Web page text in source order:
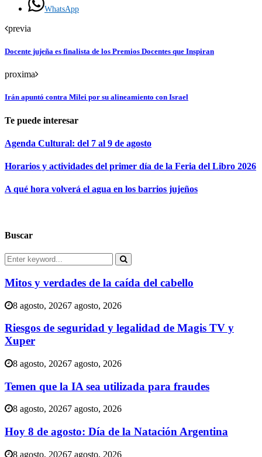
WhatsApp
previa
Docente jujeña es finalista de los Premios Docentes que Inspiran
proxima
Irán apuntó contra Milei por su alineamiento con Israel
Te puede interesar
Agenda Cultural: del 7 al 9 de agosto
Horarios y actividades del primer día de la Feria del Libro 2026
A qué hora volverá el agua en los barrios jujeños
Buscar
Search
for:
Search
Mitos y verdades de la caída del cabello
8 agosto, 20267 agosto, 2026
Riesgos de seguridad y legalidad de Magis TV y
Xuper
8 agosto, 20267 agosto, 2026
Temen que la IA sea utilizada para fraudes
8 agosto, 20267 agosto, 2026
Hoy 8 de agosto: Día de la Natación Argentina
8 agosto, 20267 agosto, 2026